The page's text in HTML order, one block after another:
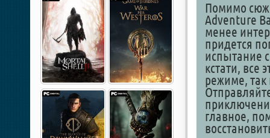
Помимо
Adventure
менее
придется
испытание
кстати, все
режиме, так
главное,